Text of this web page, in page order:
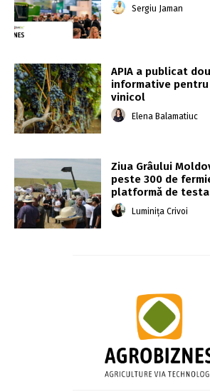
Sergiu Jaman
APIA a publicat
informative
vinicol
Elena Balamatiuc
Ziua Grâului
peste 300 de
platformă de
Luminița Crivoi